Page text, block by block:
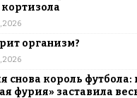
2026
организм?
2026
снова король футбола:
фурия» заставила